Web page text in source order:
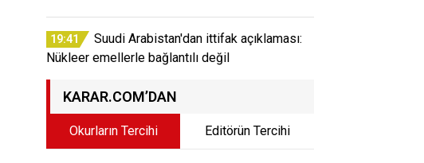
19:41
Suudi Arabistan'dan ittifak açıklaması:
Nükleer emellerle bağlantılı değil
KARAR.COM’DAN
Okurların Tercihi Editörün Tercihi